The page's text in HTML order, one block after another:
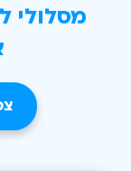
מסלולי